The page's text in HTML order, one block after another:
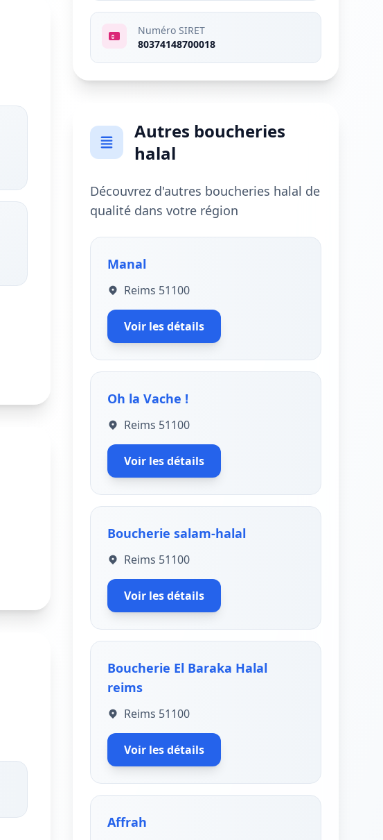
Numéro SIRET
80374148700018
Autres boucheries
halal
Découvrez d'autres boucheries halal de
qualité dans votre région
Manal
Reims 51100
Voir les détails
Oh la Vache !
Reims 51100
Voir les détails
Boucherie salam-halal
Reims 51100
Voir les détails
Boucherie El Baraka Halal
reims
Reims 51100
Voir les détails
Affrah